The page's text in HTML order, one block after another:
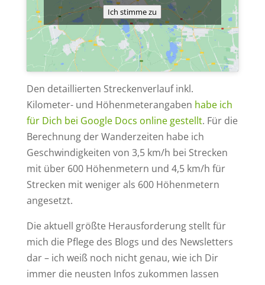
Ich stimme zu
Den detaillierten Streckenverlauf inkl.
Kilometer- und Höhenmeterangaben habe ich
für Dich bei Google Docs online gestellt. Für die
Berechnung der Wanderzeiten habe ich
Geschwindigkeiten von 3,5 km/h bei Strecken
mit über 600 Höhenmetern und 4,5 km/h für
Strecken mit weniger als 600 Höhenmetern
angesetzt.
Die aktuell größte Herausforderung stellt für
mich die Pflege des Blogs und des Newsletters
dar – ich weiß noch nicht genau, wie ich Dir
immer die neusten Infos zukommen lassen